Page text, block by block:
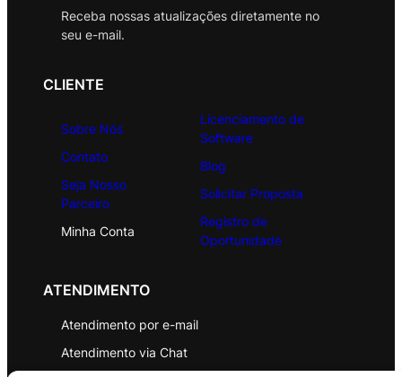
Receba nossas atualizações diretamente no
seu e-mail.
CLIENTE
Sobre Nós
Contato
Seja Nosso
Parceiro
Minha Conta
Licenciamento de
Software
Blog
Solicitar Proposta
Registro de
Oportunidade
ATENDIMENTO
Atendimento por e-mail
Atendimento via Chat